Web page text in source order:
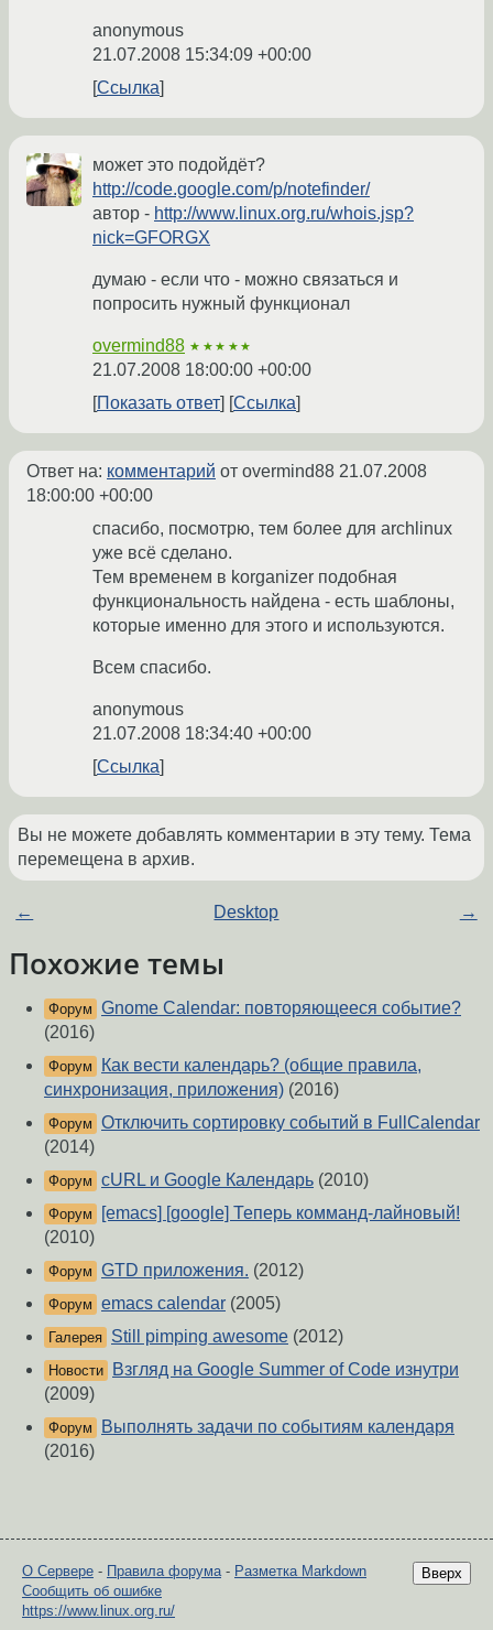
anonymous
21.07.2008 15:34:09 +00:00
Ссылка
может это подойдёт?
http://code.google.com/p/notefinder/
автор - http://www.linux.org.ru/whois.jsp?
nick=GFORGX
думаю - если что - можно связаться и
попросить нужный функционал
overmind88 ★★★★★
21.07.2008 18:00:00 +00:00
Показать ответ
Ссылка
Ответ на: комментарий от overmind88 21.07.2008
18:00:00 +00:00
спасибо, посмотрю, тем более для archlinux
уже всё сделано.
Тем временем в korganizer подобная
функциональность найдена - есть шаблоны,
которые именно для этого и используются.
Всем спасибо.
anonymous
21.07.2008 18:34:40 +00:00
Ссылка
Вы не можете добавлять комментарии в эту тему. Тема
перемещена в архив.
← Desktop →
Похожие темы
Форум Gnome Calendar: повторяющееся событие?
(2016)
Форум
Как вести календарь? (общие правила,
синхронизация, приложения) (2016)
Форум Отключить сортировку событий в FullCalendar
(2014)
Форум cURL и Google Календарь (2010)
Форум
[emacs] [google] Теперь комманд-лайновый!
(2010)
Форум GTD приложения. (2012)
Форум emacs calendar (2005)
Галерея Still pimping awesome (2012)
Новости
Взгляд на Google Summer of Code изнутри
(2009)
Форум
Выполнять задачи по событиям календаря
(2016)
Вверх
О Сервере - Правила форума- Разметка Markdown
Сообщить об ошибке
https://www.linux.org.ru/